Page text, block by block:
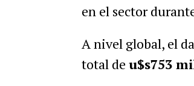
en el sector
A nivel global, el
total de u$s753